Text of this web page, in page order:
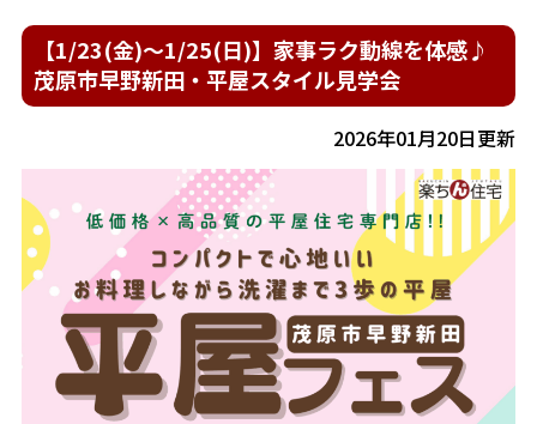
【1/23(金)～1/25(日)】家事ラク動線を体感♪
茂原市早野新田・平屋スタイル見学会
2026年01月20日更新